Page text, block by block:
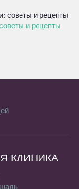
и рецепты
КЛИНИКА